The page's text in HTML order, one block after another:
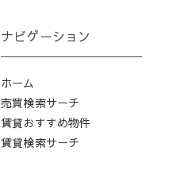
ナビゲーション
ホーム
売買検索サーチ
賃貸おすすめ物件
賃貸検索サーチ